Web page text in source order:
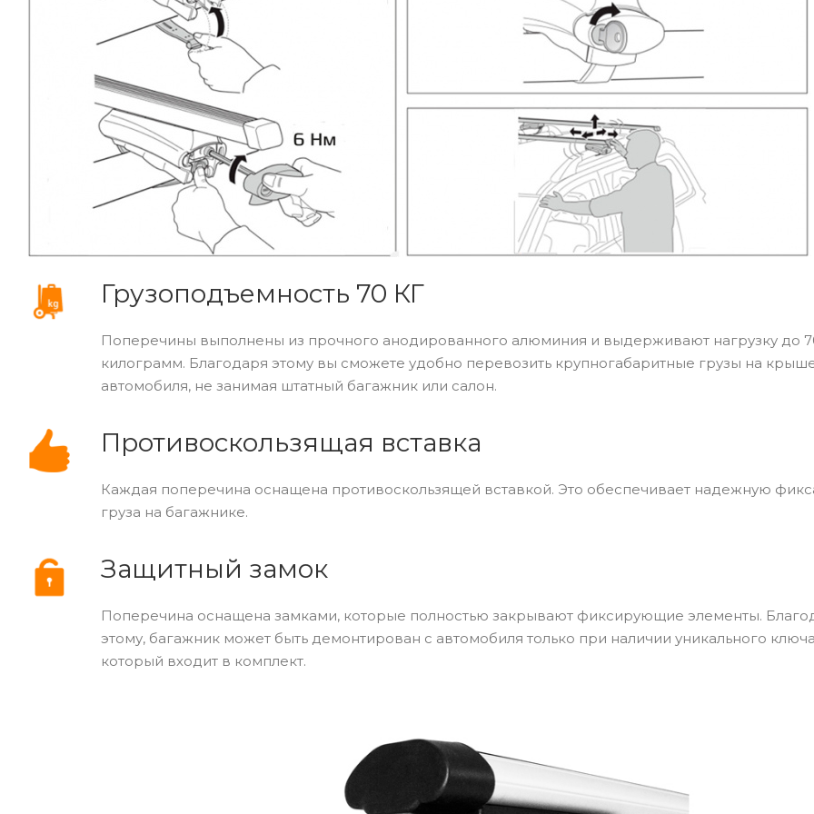
Грузоподъемность 70 КГ
Поперечины выполнены из прочного анодированного алюминия и выдерживают нагрузку до
килограмм. Благодаря этому вы сможете удобно перевозить крупногабаритные грузы на
автомобиля, не занимая штатный багажник или салон.
Противоскользящая вставка
Каждая поперечина оснащена противоскользящей вставкой. Это обеспечивает надежную
груза на багажнике.
Защитный замок
Поперечина оснащена замками, которые полностью закрывают фиксирующие элементы.
этому, багажник может быть демонтирован с автомобиля только при наличии уникального
который входит в комплект.